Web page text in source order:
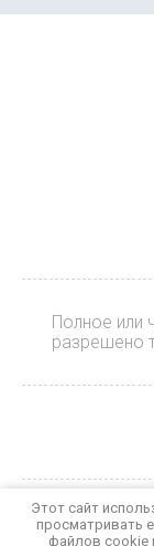
Полное или
разрешено
© 2023 БАЙКЕР
Политика
Этот сайт
просматривать
файлов cookie